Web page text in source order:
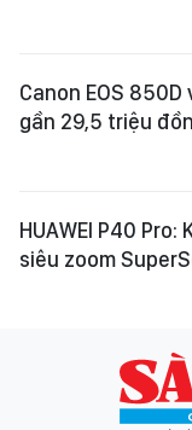
Canon EOS 850D
gần 29,5 triệu
HUAWEI P40 Pro:
siêu zoom